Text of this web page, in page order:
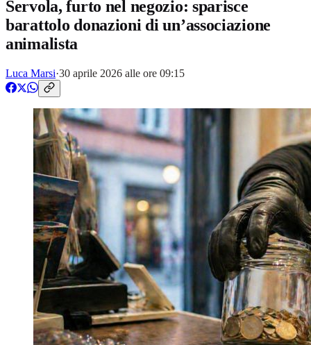
Servola, furto nel negozio: sparisce
barattolo donazioni di un’associazione
animalista
Luca Marsi·30 aprile 2026 alle ore 09:15